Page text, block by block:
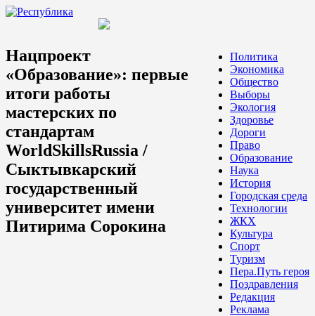
Политика
Экономика
Общество
Выборы
Экология
Здоровье
Дороги
Право
Образование
Наука
История
Городская среда
Технологии
ЖКХ
Культура
Спорт
Туризм
Пера.Путь героя
Поздравления
Редакция
Реклама
Нацпроект
«Образование»: первые
итоги работы
мастерских по
стандартам
WorldSkillsRussia /
Сыктывкарский
государственный
университет имени
Питирима Сорокина